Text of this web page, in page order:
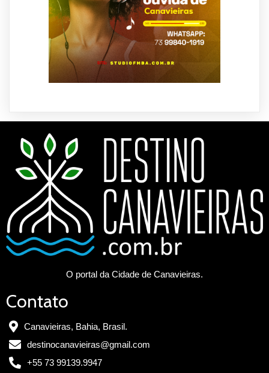
O portal da Cidade de Canavieiras.
Contato
Canavieiras, Bahia, Brasil.
destinocanavieiras@gmail.com
+55 73 99139.9947